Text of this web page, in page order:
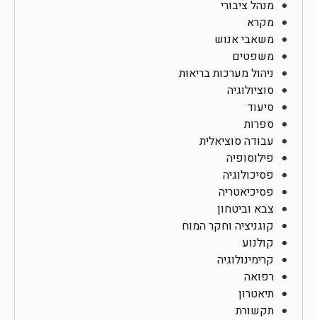
מנהל ציבורי
מקרא
משאבי אנוש
משפטים
ניהול מערכות בריאות
סוציולוגיה
סיעוד
ספרות
עבודה סוציאלית
פילוסופיה
פסיכולוגיה
פסיכיאטריה
צבא וביטחון
קוגניציה וחקר המוח
קולנוע
קרימינולוגיה
רפואה
תיאטרון
תקשורת